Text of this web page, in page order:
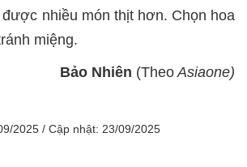
nhiều món thịt hơn. Chọn hoa
miệng.
Bảo Nhiên (Theo Asiaone)
2025 / Cập nhật: 23/09/2025